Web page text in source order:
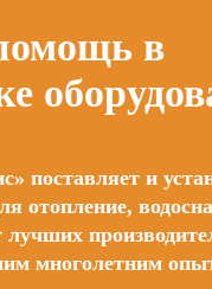
в
поставляет и
отопление,
лучших
многолетним